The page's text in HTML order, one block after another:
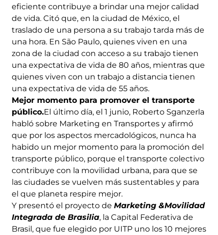
eficiente contribuye a brindar una mejor calidad
de vida. Citó que, en la ciudad de México, el
traslado de una persona a su trabajo tarda más de
una hora. En São Paulo, quienes viven en una
zona de la ciudad con acceso a su trabajo tienen
una expectativa de vida de 80 años, mientras que
quienes viven con un trabajo a distancia tienen
una expectativa de vida de 55 años.
Mejor momento para promover el transporte
público.El último día, el 1 junio, Roberto Sganzerla
habló sobre Marketing en Transportes y afirmó
que por los aspectos mercadológicos, nunca ha
habido un mejor momento para la promoción del
transporte público, porque el transporte colectivo
contribuye con la movilidad urbana, para que se
las ciudades se vuelven más sustentables y para
el que planeta respire mejor.
Y presentó el proyecto de Marketing &Movilidad
Integrada de Brasilia, la Capital Federativa de
Brasil, que fue elegido por UITP uno los 10 mejores